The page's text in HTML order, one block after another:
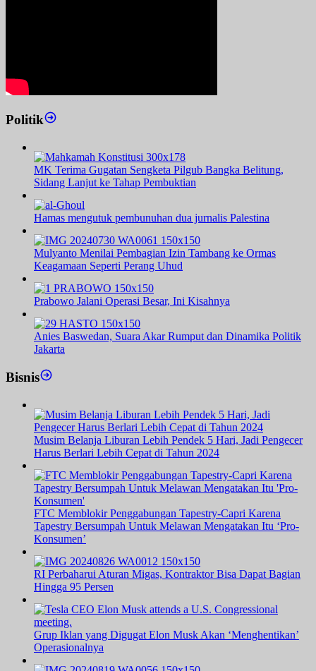
Politik
MK Terima Gugatan Sengketa Pilgub Bangka Belitung,
Sidang Lanjut ke Tahap Pembuktian
Hamas mengutuk pembunuhan dua jurnalis Palestina
Mulyanto Menilai Pembagian Izin Tambang ke Ormas
Keagamaan Seperti Perang Uhud
Prabowo Jalani Operasi Besar, Ini Kisahnya
Anies Baswedan, Suara Akar Rumput dan Dinamika Politik
Jakarta
Bisnis
Musim Belanja Liburan Lebih Pendek 5 Hari, Jadi Pengecer
Harus Berlari Lebih Cepat di Tahun 2024
FTC Memblokir Penggabungan Tapestry-Capri Karena
Tapestry Bersumpah Untuk Melawan Mengatakan Itu ‘Pro-
Konsumen’
RI Perbaharui Aturan Migas, Kontraktor Bisa Dapat Bagian
Hingga 95 Persen
Grup Iklan yang Digugat Elon Musk Akan ‘Menghentikan’
Operasionalnya